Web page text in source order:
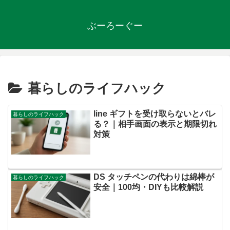
ぶーろーぐー
暮らしのライフハック
暮らしのライフハック
line ギフトを受け取らないとバレ
る？｜相手画面の表示と期限切れ
対策
暮らしのライフハック
DS タッチペンの代わりは綿棒が
安全｜100均・DIYも比較解説